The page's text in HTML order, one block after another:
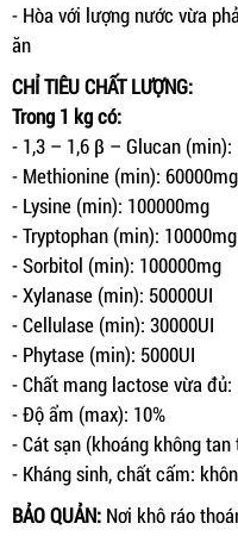
- Hòa với lượng nước vừa
ăn
CHỈ TIÊU CHẤT LƯỢNG:
Trong 1 kg có:
- 1,3 – 1,6 β – Glucan (min):
- Methionine (min): 60000mg
- Lysine (min): 100000mg
- Tryptophan (min): 10000mg
- Sorbitol (min): 100000mg
- Xylanase (min): 50000UI
- Cellulase (min): 30000UI
- Phytase (min): 5000UI
- Chất mang lactose vừa đủ:
- Độ ẩm (max): 10%
- Cát sạn (khoáng không tan
- Kháng sinh, chất cấm:
BẢO QUẢN: Nơi khô ráo